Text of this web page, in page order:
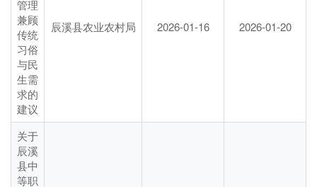
管理
兼顾
传统
习俗
与民
生需
求的
建议
辰溪县农业农村局 2026-01-16 2026-01-20
关于
辰溪
县中
等职